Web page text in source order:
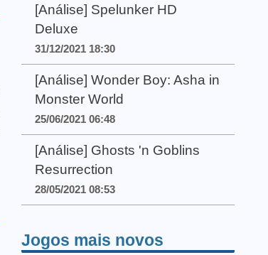
[Análise] Spelunker HD
Deluxe
31/12/2021 18:30
[Análise] Wonder Boy: Asha in
Monster World
25/06/2021 06:48
[Análise] Ghosts 'n Goblins
Resurrection
28/05/2021 08:53
Jogos mais novos